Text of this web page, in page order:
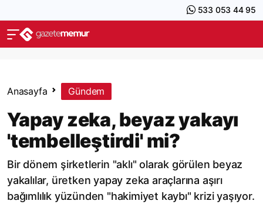
533 053 44 95
Anasayfa Gündem
Yapay zeka, beyaz yakayı
'tembelleştirdi' mi?
Bir dönem şirketlerin "aklı" olarak görülen beyaz
yakalılar, üretken yapay zeka araçlarına aşırı
bağımlılık yüzünden "hakimiyet kaybı" krizi yaşıyor.